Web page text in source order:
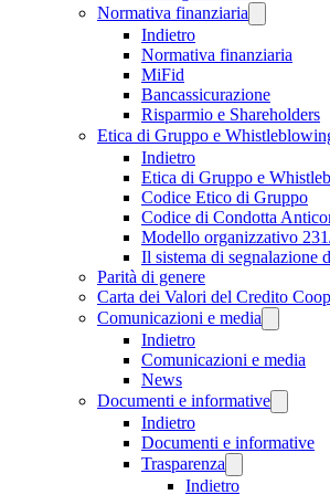
Normativa finanziaria
Indietro
Normativa finanziaria
MiFid
Bancassicurazione
Risparmio e Shareholders
Etica di Gruppo e
Indietro
Etica di Gruppo e
Codice Etico di Gruppo
Codice di Condotta
Modello organizzativo
Il sistema di
Parità di genere
Carta dei Valori del Credito
Comunicazioni e media
Indietro
Comunicazioni e media
News
Documenti e informative
Indietro
Documenti e informative
Trasparenza
Indietro